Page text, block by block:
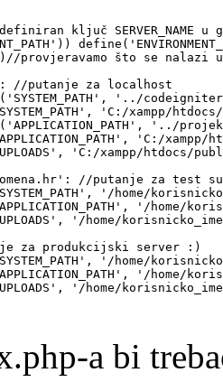
ključ SERVER_NAME
provjeravamo što se
a bi